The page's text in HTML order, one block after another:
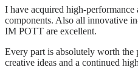
I have acquired high-performance
components. Also all innovative
IM POTT are excellent.
Every part is absolutely worth the
creative ideas and a continued